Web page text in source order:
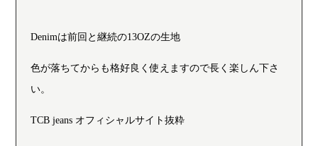
Denimは前回と継続の13OZの生地
色が落ちてからも格好良く使えますので長く楽しん下さ
い。
TCB jeans オフィシャルサイト抜粋